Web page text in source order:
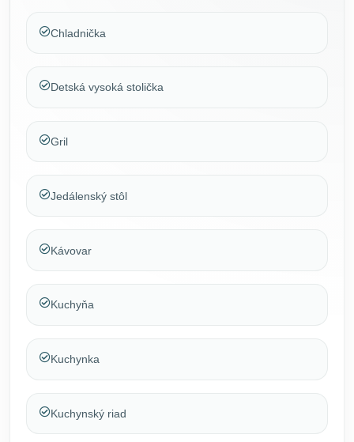
Chladnička
Detská vysoká stolička
Gril
Jedálenský stôl
Kávovar
Kuchyňa
Kuchynka
Kuchynský riad